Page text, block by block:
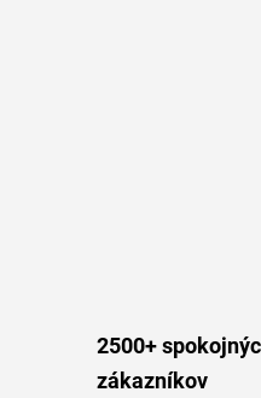
2500+
zákazníkov